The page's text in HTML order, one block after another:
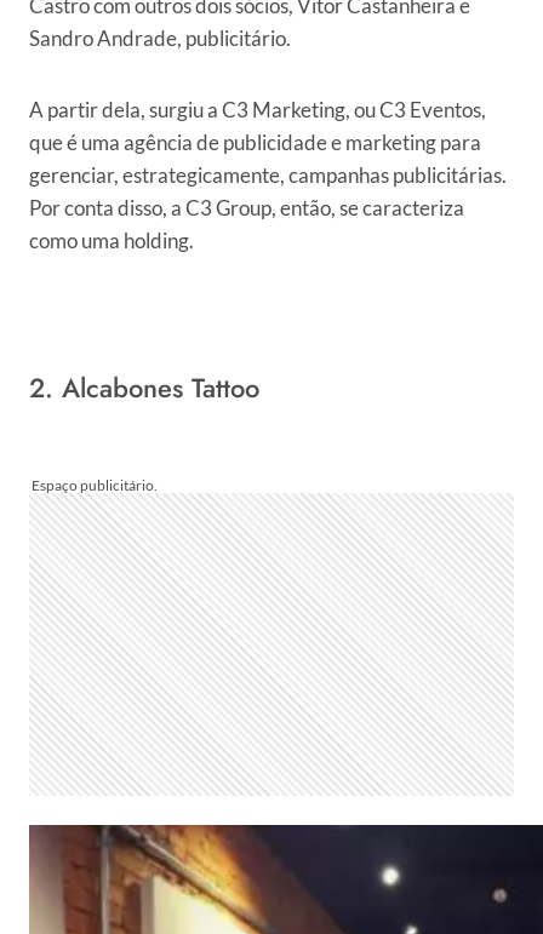
Castro com outros dois sócios, Vitor Castanheira e
Sandro Andrade, publicitário.
A partir dela, surgiu a C3 Marketing, ou C3 Eventos,
que é uma agência de publicidade e marketing para
gerenciar, estrategicamente, campanhas publicitárias.
Por conta disso, a C3 Group, então, se caracteriza
como uma holding.
2. Alcabones Tattoo